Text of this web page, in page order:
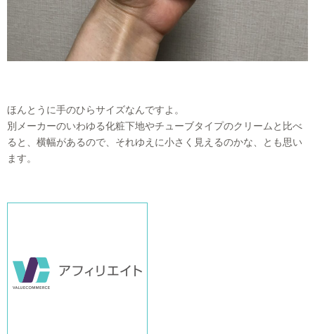
ほんとうに手のひらサイズなんですよ。
別メーカーのいわゆる化粧下地やチューブタイプのクリームと比べ
ると、横幅があるので、それゆえに小さく見えるのかな、とも思い
ます。